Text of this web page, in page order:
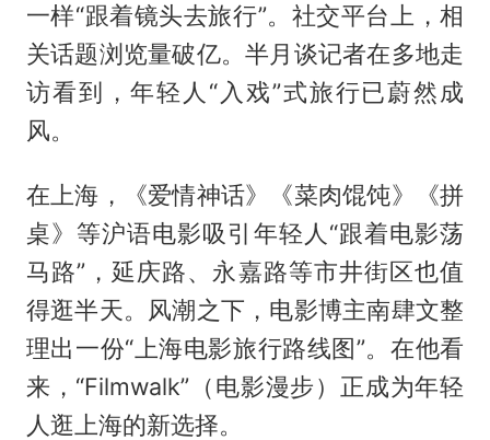
一样“跟着镜头去旅行”。社交平台上，相
关话题浏览量破亿。半月谈记者在多地走
访看到，年轻人“入戏”式旅行已蔚然成
风。
在上海，《爱情神话》《菜肉馄饨》《拼
桌》等沪语电影吸引年轻人“跟着电影荡
马路”，延庆路、永嘉路等市井街区也值
得逛半天。风潮之下，电影博主南肆文整
理出一份“上海电影旅行路线图”。在他看
来，“Filmwalk”（电影漫步）正成为年轻
人逛上海的新选择。